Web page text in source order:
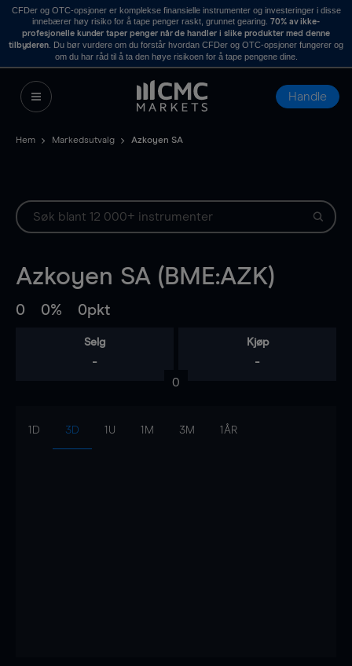
CFDer og OTC-opsjoner er komplekse finansielle instrumenter og investeringer i disse
innebærer høy risiko for å tape penger raskt, grunnet gearing. 70% av ikke-
profesjonelle kunder taper penger når de handler i slike produkter med denne
tilbyderen . Du bør vurdere om du forstår hvordan CFDer og OTC-opsjoner fungerer og
om du har råd til å ta den høye risikoen for å tape pengene dine.
Handle
Hem Markedsutvalg Azkoyen SA
Azkoyen SA (BME:AZK)
0 0% 0pkt
Selg
-
Kjøp
-
0
1D 3D 1U 1M 3M 1ÅR